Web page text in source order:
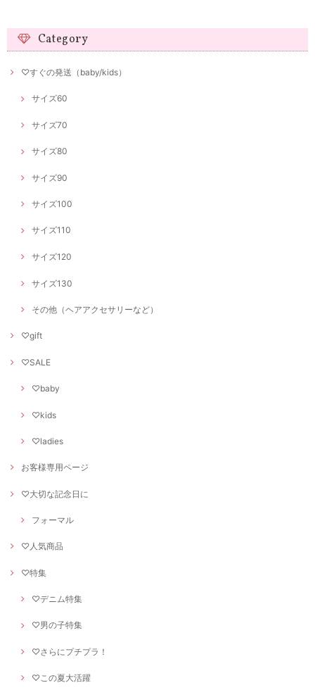
Category
♡すぐの発送（baby/kids）
サイズ60
サイズ70
サイズ80
サイズ90
サイズ100
サイズ110
サイズ120
サイズ130
その他（ヘアアクセサリーなど）
♡gift
♡SALE
♡baby
♡kids
♡ladies
お客様専用ページ
♡大切な記念日に
フォーマル
♡人気商品
♡特集
♡デニム特集
♡男の子特集
♡さらにプチプラ！
♡この夏大活躍